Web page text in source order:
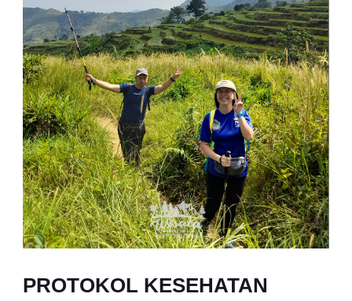
PROTOKOL KESEHATAN